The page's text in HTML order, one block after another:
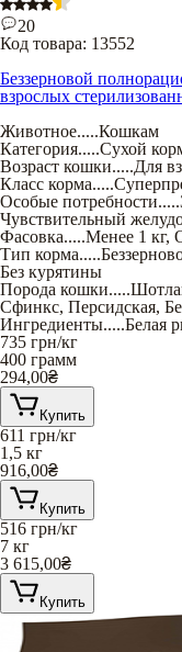
20
Код товара: 13552
Беззерновой
взрослых
Животное.....Кошкам
Категория.....Сухой
Возраст кошки.....Для
Класс корма.....
Особые потребности.....
Чувствительный
Фасовка.....Менее 1 кг,
Тип корма.....
Без курятины
Порода кошки.....
Сфинкс, Персидская,
Ингредиенты.....Белая
735 грн/кг
400 грамм
294,00₴
Купить
611 грн/кг
1,5 кг
916,00₴
Купить
516 грн/кг
7 кг
3 615,00₴
Купить